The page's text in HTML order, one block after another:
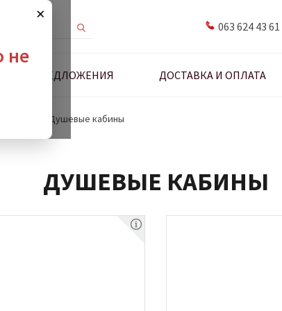
×
не
063 624 43 61
ПРЕДЛОЖЕНИЯ ДОСТАВКА И ОПЛАТА
Душевые кабины
ДУШЕВЫЕ КАБИНЫ